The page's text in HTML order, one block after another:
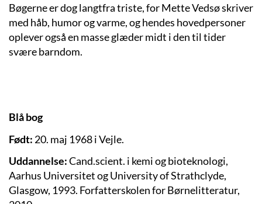
Bøgerne er dog langtfra triste, for Mette Vedsø skriver
med håb, humor og varme, og hendes hovedpersoner
oplever også en masse glæder midt i den til tider
svære barndom.
Blå bog
Født: 20. maj 1968 i Vejle.
Uddannelse:Cand.scient. i kemi og bioteknologi,
Aarhus Universitet og University of Strathclyde,
Glasgow, 1993. Forfatterskolen for Børnelitteratur,